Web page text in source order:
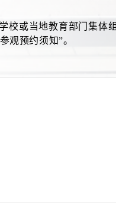
校或当地教育部门集体
观预约须知”。